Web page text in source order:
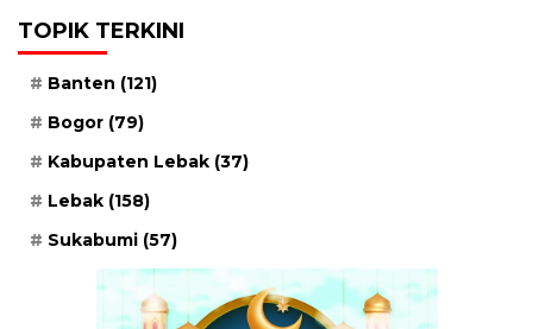
TOPIK TERKINI
Banten (121)
Bogor (79)
Kabupaten Lebak (37)
Lebak (158)
Sukabumi (57)